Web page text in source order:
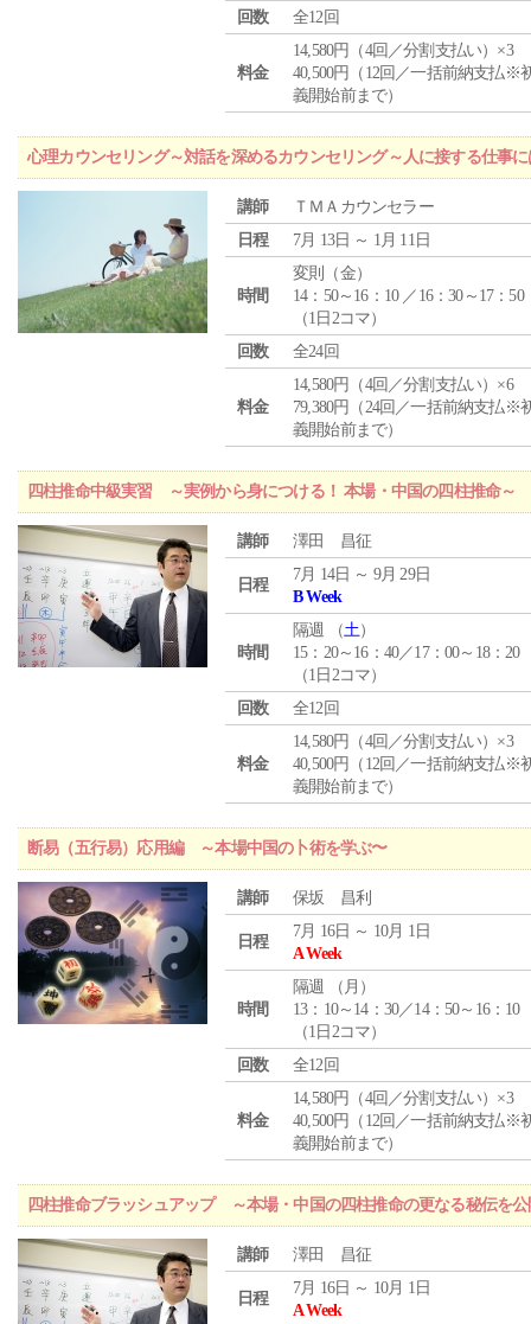
回数
全12回
料金
14,580円（4回／分割支払い）×3
40,500円（12回／一括前納支払※
義開始前まで）
心理カウンセリング～対話を深めるカウンセリング～人に接する仕事
講師
ＴＭＡカウンセラー
日程
7月 13日 ～ 1月 11日
時間
変則（金）
14：50～16：10 ／16：30～17：50
（1日2コマ）
回数
全24回
料金
14,580円（4回／分割支払い）×6
79,380円（24回／一括前納支払※
義開始前まで）
四柱推命中級実習 ～実例から身につける！ 本場・中国の四柱推命～
講師 澤田 昌征
日程
7月 14日 ～ 9月 29日
B Week
時間
隔週 （土）
15：20～16：40／17：00～18：20
（1日2コマ）
回数
全12回
料金
14,580円（4回／分割支払い）×3
40,500円（12回／一括前納支払※
義開始前まで）
断易（五行易）応用編 ～本場中国の卜術を学ぶ〜
講師 保坂 昌利
日程
7月 16日 ～ 10月 1日
A Week
時間
隔週 （ 月 ）
13：10～14：30／14：50～16：10
（1日2コマ）
回数
全12回
料金
14,580円（4回／分割支払い）×3
40,500円（12回／一括前納支払※
義開始前まで）
四柱推命ブラッシュアップ ～本場・中国の四柱推命の更なる秘伝を
講師 澤田 昌征
日程
7月 16日 ～ 10月 1日
A Week